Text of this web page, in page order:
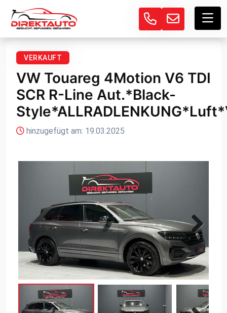
VERKAUFT
VW Touareg 4Motion V6 TDI
SCR R-Line Aut.*Black-
hinzugefügt am: 19.03.2025
Next